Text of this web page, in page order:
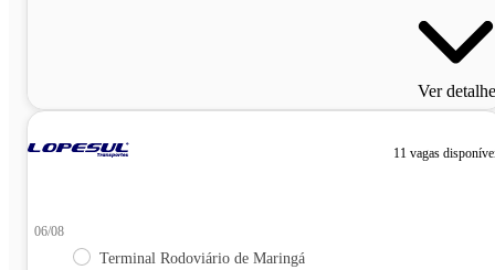
Ver
11 vagas
06/08
Terminal Rodoviário de Maringá